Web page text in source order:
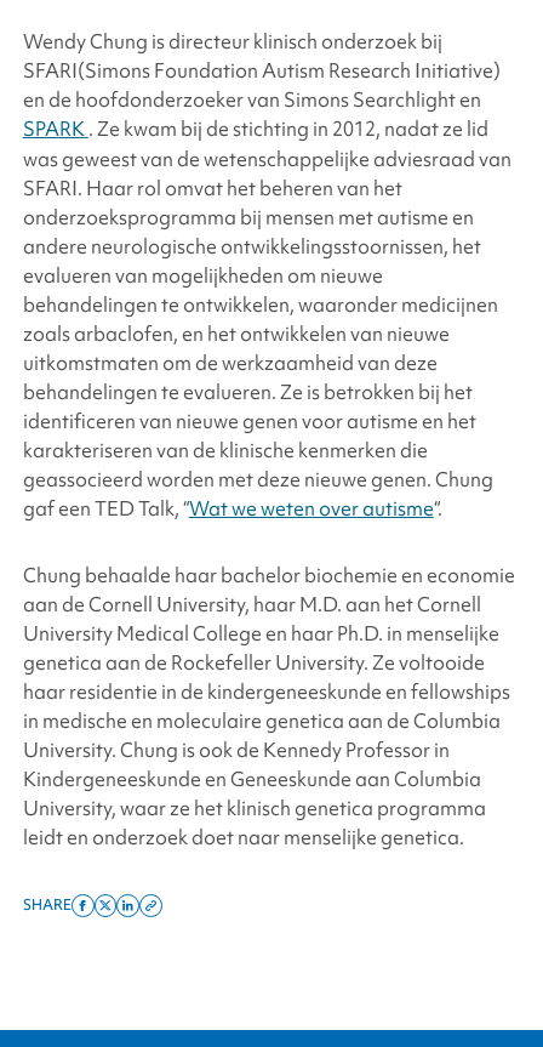
Wendy Chung is directeur klinisch onderzoek bij
SFARI(Simons FoundationAutism Research Initiative)
en de hoofdonderzoeker van Simons Searchlighten
SPARK. Ze kwam bij de stichting in 2012, nadat ze lid
was geweest van de wetenschappelijke adviesraad van
SFARI. Haar rol omvat het beheren van het
onderzoeksprogramma bij mensen met autisme en
andere neurologische ontwikkelingsstoornissen, het
evalueren van mogelijkheden om nieuwe
behandelingen te ontwikkelen, waaronder medicijnen
zoals arbaclofen, en het ontwikkelen van nieuwe
uitkomstmaten om de werkzaamheid van deze
behandelingen te evalueren. Ze is betrokken bij het
identificeren van nieuwe genen voor autisme en het
karakteriseren van de klinische kenmerken die
geassocieerd worden met deze nieuwe genen. Chung
gaf een TED Talk, “Wat we weten over autisme“.
Chung behaalde haar bachelor biochemie en economie
aan de Cornell University, haar M.D. aan het Cornell
University Medical College en haar Ph.D. in menselijke
genetica aan de Rockefeller University. Ze voltooide
haar residentie in de kindergeneeskunde en fellowships
in medische en moleculaire genetica aan de Columbia
University. Chung is ook de Kennedy Professor in
Kindergeneeskunde en Geneeskunde aan Columbia
University, waar ze het klinisch genetica programma
leidt en onderzoek doet naar menselijke genetica.
SHARE
ShareShareShareCopy